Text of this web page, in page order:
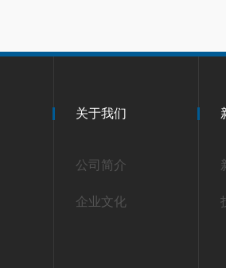
关于我们
公司简介
企业文化